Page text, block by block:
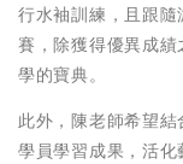
行水袖訓練，且跟
賽，除獲得優異成
學的寶典。
此外，陳老師希望
學員學習成果，活